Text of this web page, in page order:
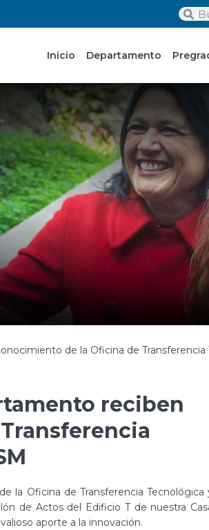
Inicio Departamento
de la Oficina de
reciben
la Oficina de Transferencia Tecnológica
de Actos del Edificio T de nuestra
aporte a la innovación.